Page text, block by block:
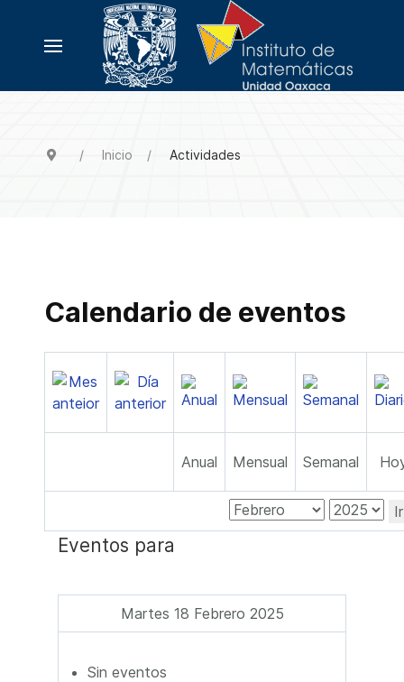
Inicio Actividades
Calendario de eventos
Anual Mensual Semanal
Eventos para
Martes 18 Febrero 2025
Sin eventos